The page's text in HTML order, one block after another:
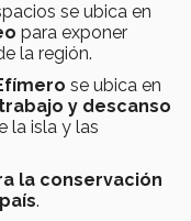
se ubica en
para exponer
la región.
se ubica en
trabajo y descanso
la isla y las
la conservación
.